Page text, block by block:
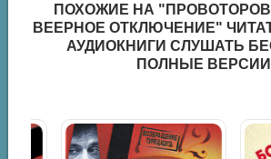
ПОХОЖИЕ НА "ПРОВОТОРОВ
ВЕЕРНОЕ ОТКЛЮЧЕНИЕ"
АУДИОКНИГИ СЛУШАТЬ
ПОЛНЫЕ ВЕРСИИ